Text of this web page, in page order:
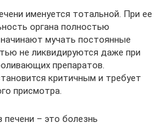
именуется тотальной. При ее
органа полностью
мучать постоянные
не ликвидируются даже при
препаратов.
критичным и требует
присмотра.
печени – это болезнь